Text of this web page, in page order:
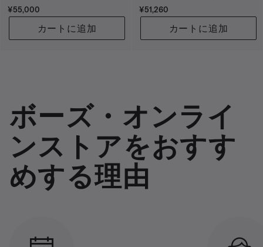
価格:
¥55,000
カートに追加
価格:
¥51,260
カートに追加
ボーズ・オンライ
ンストアをおすす
めする理由